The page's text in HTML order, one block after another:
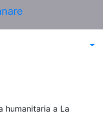
humanitaria a La